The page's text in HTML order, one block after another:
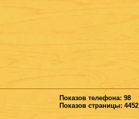
Показов телефона: 98
Показов страницы: 4452